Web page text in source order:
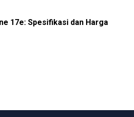
17e: Spesifikasi dan Harga